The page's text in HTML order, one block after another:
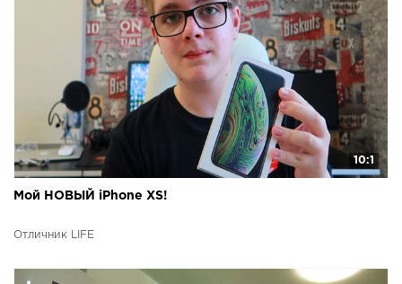
10:1
Мой НОВЫЙ iPhone XS!
Отличник LIFE